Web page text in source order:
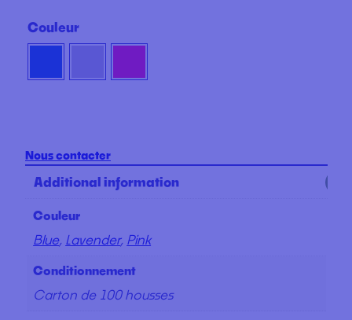
Couleur
Nous contacter
Additional information
Couleur
Blue, Lavender, Pink
Conditionnement
Carton de 100 housses